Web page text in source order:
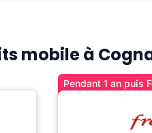
mobile à
Pendant 1 an puis